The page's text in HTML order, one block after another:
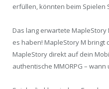
erfüllen, könnten beim Spielen
Das lang erwartete
es haben! MapleStory M bringt
MapleStory direkt auf dein
authentische MMORPG –